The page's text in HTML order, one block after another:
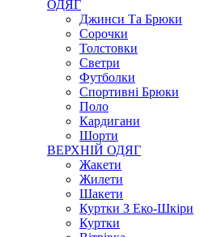
ОДЯГ
Джинси Та Брюки
Сорочки
Толстовки
Светри
Футболки
Спортивні Брюки
Поло
Кардигани
Шорти
ВЕРХНІЙ ОДЯГ
Жакети
Жилети
Шакети
Куртки З Еко-Шкіри
Куртки